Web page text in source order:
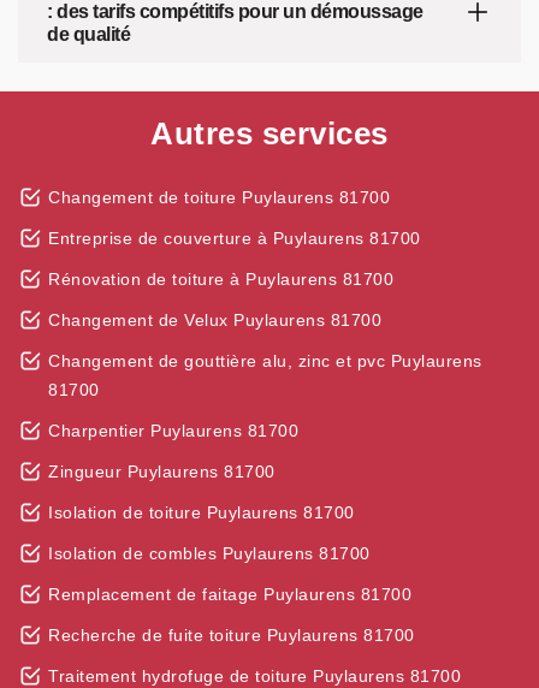
: des tarifs compétitifs pour un démoussage
de qualité
Autres services
Changement de toiture Puylaurens 81700
Entreprise de couverture à Puylaurens 81700
Rénovation de toiture à Puylaurens 81700
Changement de Velux Puylaurens 81700
Changement de gouttière alu, zinc et pvc Puylaurens
81700
Charpentier Puylaurens 81700
Zingueur Puylaurens 81700
Isolation de toiture Puylaurens 81700
Isolation de combles Puylaurens 81700
Remplacement de faitage Puylaurens 81700
Recherche de fuite toiture Puylaurens 81700
Traitement hydrofuge de toiture Puylaurens 81700